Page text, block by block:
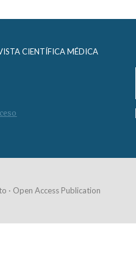
CIENTÍFICA MÉDICA
· Open Access Publication